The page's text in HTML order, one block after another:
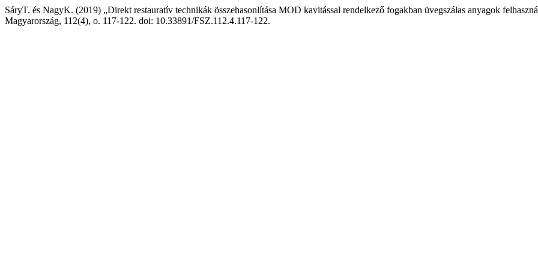
SáryT. és NagyK. (2019) „Direkt restauratív technikák összehasonlítása MOD kavitással rendelkező fogakban üvegszálas anyagok
Magyarország, 112(4), o. 117-122. doi: 10.33891/FSZ.112.4.117-122.